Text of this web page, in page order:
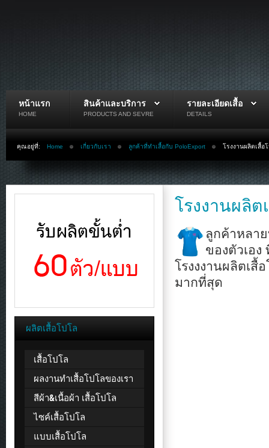
หน้าแรก
HOME
สินค้าและบริการ
PRODUCTS AND SEVRE
รายละเอียดเสื้อ
DETAILS
คุณอยู่ที่: Home เกี่ยวกับเรา ลูกค้าที่ทำเสื้อกับ PoloExport โรงงานผลิตเสื้อ
โรงงานผลิต
ลูกค้าหลา
ของตัวเอ
โรงงงานผลิตเสื้
มากที่สุด
ผลิตเสื้อโปโล
เสื้อโปโล
ผลงานทำเสื้อโปโลของเรา
สีผ้า&เนื้อผ้า เสื้อโปโล
ไซค์เสื้อโปโล
แบบเสื้อโปโล